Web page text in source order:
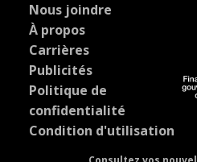
Nous joindre
À propos
Carrières
Publicités
Politique de
confidentialité
Condition d'utilisation